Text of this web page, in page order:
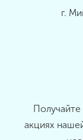
г.
акциях